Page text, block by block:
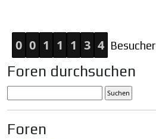
0 0 1 1 1 3 4 Besucher
Foren durchsuchen
Foren